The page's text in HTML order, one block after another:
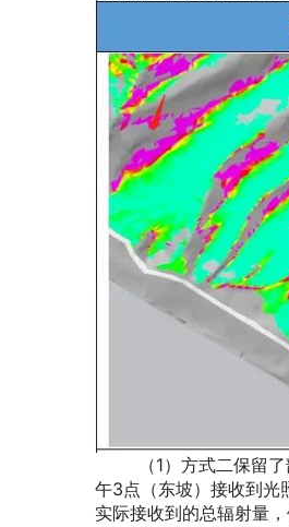
（1）方式二保留了部
午3点（东坡）接收到光
实际接收到的总辐射量，